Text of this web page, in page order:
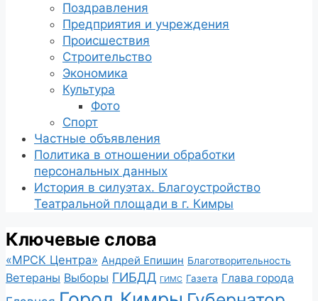
Поздравления
Предприятия и учреждения
Происшествия
Строительство
Экономика
Культура
Фото
Спорт
Частные объявления
Политика в отношении обработки
персональных данных
История в силуэтах. Благоустройство
Театральной площади в г. Кимры
Ключевые слова
«МРСК Центра» Андрей Епишин Благотворительность
Ветераны Выборы ГИБДД ГИМС Газета Глава города